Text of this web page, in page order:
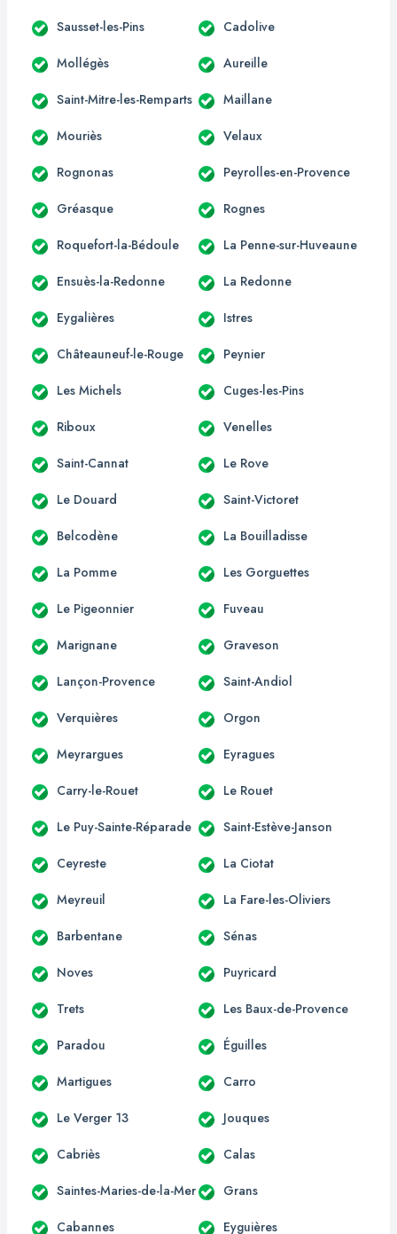
Sausset-les-Pins Cadolive
Mollégès Aureille
Saint-Mitre-les-Remparts Maillane
Mouriès Velaux
Rognonas Peyrolles-en-Provence
Gréasque Rognes
Roquefort-la-Bédoule La Penne-sur-Huveaune
Ensuès-la-Redonne La Redonne
Eygalières Istres
Châteauneuf-le-Rouge Peynier
Les Michels Cuges-les-Pins
Riboux Venelles
Saint-Cannat Le Rove
Le Douard Saint-Victoret
Belcodène La Bouilladisse
La Pomme Les Gorguettes
Le Pigeonnier Fuveau
Marignane Graveson
Lançon-Provence Saint-Andiol
Verquières Orgon
Meyrargues Eyragues
Carry-le-Rouet Le Rouet
Le Puy-Sainte-Réparade Saint-Estève-Janson
Ceyreste La Ciotat
Meyreuil La Fare-les-Oliviers
Barbentane Sénas
Noves Puyricard
Trets Les Baux-de-Provence
Paradou Éguilles
Martigues Carro
Le Verger 13 Jouques
Cabriès Calas
Saintes-Maries-de-la-Mer Grans
Cabannes Eyguières